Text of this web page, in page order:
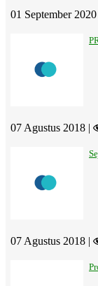
01 September 2020
07 Agustus 2018 |
07 Agustus 2018 |